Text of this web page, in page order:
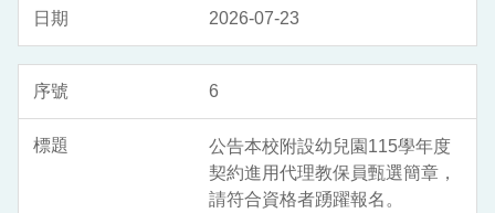
2026-07-23
6
公告本校附設幼兒園115學年度
契約進用代理教保員甄選簡章，
請符合資格者踴躍報名。